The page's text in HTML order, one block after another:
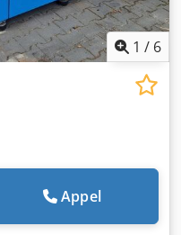
1 / 6
Appel